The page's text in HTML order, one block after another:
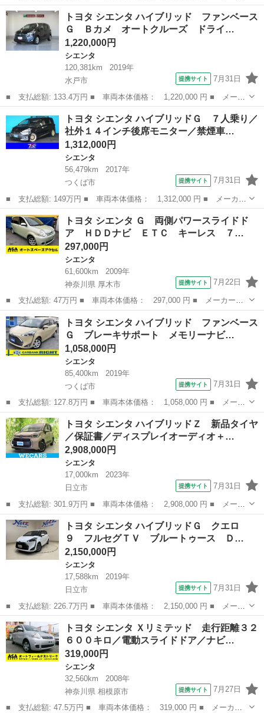
ー名： トヨタ ■ 車種名： シエンタ ■ グレード名： Ｇ Ｂカ
メ パワーステアリング ＤＶＤ再生可 両側パワースライドドア
盗難防止...
茨城 土浦市 シエンタ
トヨタ シエンタ ハイブリッド ファンベース
Ｇ Ｂカメ オートクルーズ ドライ…
1,220,000円
シエンタ
120,381km
2019年
水戸市
提携サイト 7月31日
■ 支払総額: 133.4万円 ■ 車両本体価格： 1,220,000 円 ■ メーカ
ー名： トヨタ ■ 車種名： シエンタ ■ グレード名： ハイブリ
ッド ファンベースＧ Ｂカメ オートクルーズ ドライブレコーダ
ー ＥＳ...
シエンタ
トヨタ シエンタ ハイブリッドＧ ７人乗り／
社外１４インチ後席モニター／禁煙車…
1,312,000円
シエンタ
56,479km
2017年
つくば市
提携サイト 7月31日
■ 支払総額: 149万円 ■ 車両本体価格： 1,312,000 円 ■ メーカー
名： トヨタ ■ 車種名： シエンタ ■ グレード名： ハイブリッ
ドＧ ７人乗り／社外１４インチ後席モニター／禁煙車／モデリスタ
フルエアロ...
茨城 つくば市 シエンタ
トヨタ シエンタ Ｇ 両側パワースライドド
ア ＨＤＤナビ ＥＴＣ キーレス ７…
297,000円
シエンタ
61,600km
2009年
神奈川県 厚木市
提携サイト 7月22日
■ 支払総額: 47万円 ■ 車両本体価格： 297,000 円 ■ メーカー
名： トヨタ ■ 車種名： シエンタ ■ グレード名： Ｇ 両側パ
ワースライドドア ＨＤＤナビ ＥＴＣ キーレス ７人乗り 走行
距離６１６００キ...
神奈川 厚木市 シエンタ
トヨタ シエンタ ハイブリッド ファンベース
Ｇ ブレーキサポート メモリーナビ…
1,058,000円
シエンタ
85,400km
2019年
つくば市
提携サイト 7月31日
■ 支払総額: 127.8万円 ■ 車両本体価格： 1,058,000 円 ■ メーカ
ー名： トヨタ ■ 車種名： シエンタ ■ グレード名： ハイブリ
ッド ファンベースＧ ブレーキサポート メモリーナビ ＥＴＣ
■ 排気...
茨城 つくば市 シエンタ
トヨタ シエンタ ハイブリッドＺ 新品タイヤ
／保証書／ディスプレイオーディオ＋…
2,908,000円
シエンタ
17,000km
2023年
日立市
提携サイト 7月31日
■ 支払総額: 301.9万円 ■ 車両本体価格： 2,908,000 円 ■ メーカ
ー名： トヨタ ■ 車種名： シエンタ ■ グレード名： ハイブリ
ッドＺ 新品タイヤ／保証書／ディスプレイオーディオ＋ナビ１０．
５インチ...
茨城 日立市 シエンタ
トヨタ シエンタ ハイブリッドＧ クエロ
９ フルセグＴＶ ブルートゥース Ｄ…
2,150,000円
シエンタ
17,588km
2019年
日立市
提携サイト 7月31日
■ 支払総額: 226.7万円 ■ 車両本体価格： 2,150,000 円 ■ メーカ
ー名： トヨタ ■ 車種名： シエンタ ■ グレード名： ハイブリ
ッドＧ クエロ ９ フルセグＴＶ ブルートゥース ＤＶＤ再生
全周囲カ...
茨城 日立市 シエンタ
トヨタ シエンタ Ｘリミテッド 走行距離３２
６００キロ／電動スライドドア／ナビ…
319,000円
シエンタ
32,560km
2008年
神奈川県 相模原市
提携サイト 7月27日
■ 支払総額: 47.5万円 ■ 車両本体価格： 319,000 円 ■ メーカー